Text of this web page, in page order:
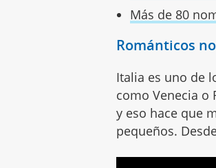
Más de 80
Románticos
Italia es uno de
como Venecia o
y eso hace que
pequeños.